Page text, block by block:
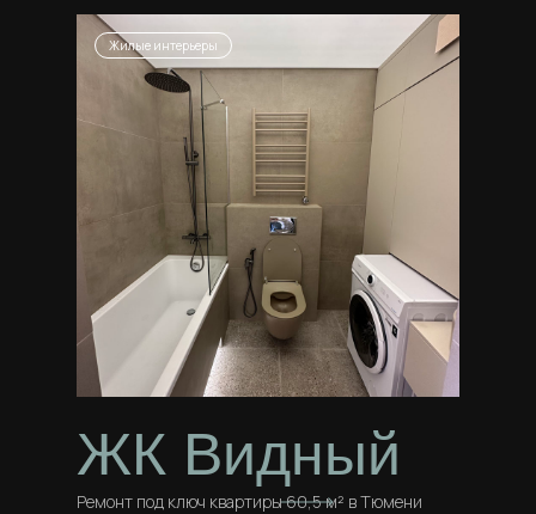
Ремонт под ключ квартиры 60,5 м² в Тюмени
ЖК Видный
Жилые интерьеры